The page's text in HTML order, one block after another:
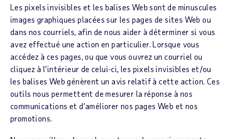
Les pixels invisibles et les balises Web sont de minuscules
images graphiques placées sur les pages de sites Web ou
dans nos courriels, afin de nous aider à déterminer si vous
avez effectué une action en particulier. Lorsque vous
accédez à ces pages, ou que vous ouvrez un courriel ou
cliquez à l’intérieur de celui-ci, les pixels invisibles et/ou
les balises Web génèrent un avis relatif à cette action. Ces
outils nous permettent de mesurer la réponse à nos
communications et d’améliorer nos pages Web et nos
promotions.